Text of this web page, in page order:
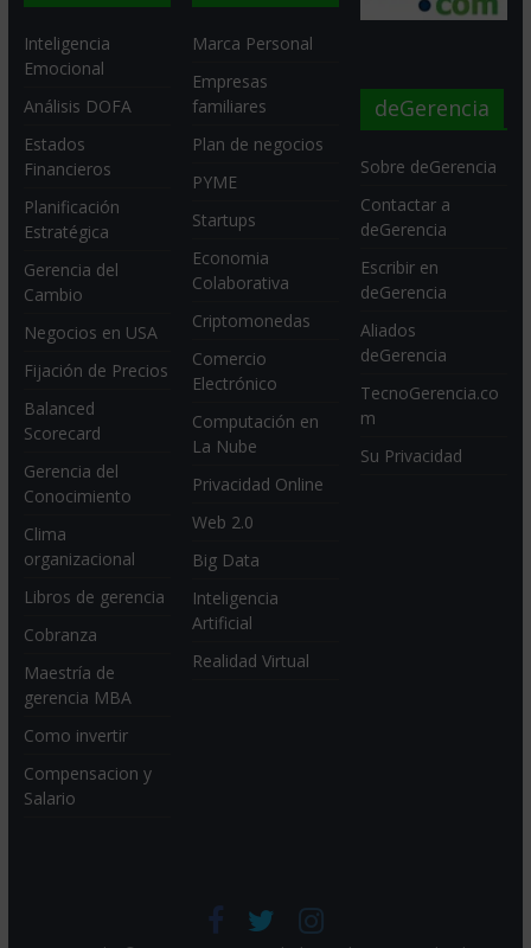
Inteligencia
Emocional
Análisis DOFA
Estados
Financieros
Planificación
Estratégica
Gerencia del
Cambio
Negocios en USA
Fijación de Precios
Balanced
Scorecard
Gerencia del
Conocimiento
Clima
organizacional
Libros de gerencia
Cobranza
Maestría de
gerencia MBA
Como invertir
Compensacion y
Salario
Marca Personal
Empresas
familiares
Plan de negocios
PYME
Startups
Economia
Colaborativa
Criptomonedas
Comercio
Electrónico
Computación en
La Nube
Privacidad Online
Web 2.0
Big Data
Inteligencia
Artificial
Realidad Virtual
deGerencia
Sobre deGerencia
Contactar a
deGerencia
Escribir en
deGerencia
Aliados
deGerencia
TecnoGerencia.co
m
Su Privacidad